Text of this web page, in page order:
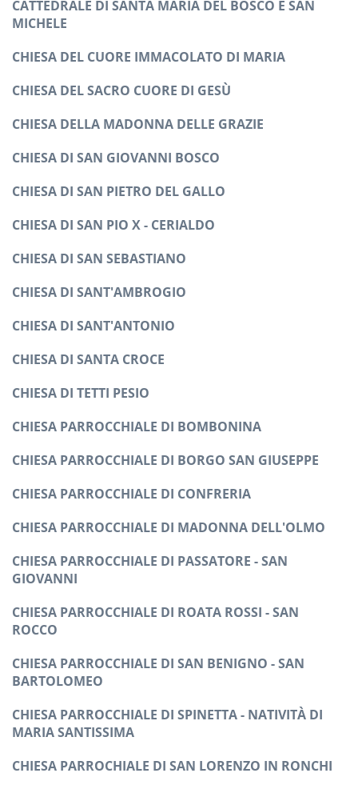
CATTEDRALE DI SANTA MARIA DEL BOSCO E SAN
MICHELE
CHIESA DEL CUORE IMMACOLATO DI MARIA
CHIESA DEL SACRO CUORE DI GESÙ
CHIESA DELLA MADONNA DELLE GRAZIE
CHIESA DI SAN GIOVANNI BOSCO
CHIESA DI SAN PIETRO DEL GALLO
CHIESA DI SAN PIO X - CERIALDO
CHIESA DI SAN SEBASTIANO
CHIESA DI SANT'AMBROGIO
CHIESA DI SANT'ANTONIO
CHIESA DI SANTA CROCE
CHIESA DI TETTI PESIO
CHIESA PARROCCHIALE DI BOMBONINA
CHIESA PARROCCHIALE DI BORGO SAN GIUSEPPE
CHIESA PARROCCHIALE DI CONFRERIA
CHIESA PARROCCHIALE DI MADONNA DELL'OLMO
CHIESA PARROCCHIALE DI PASSATORE - SAN
GIOVANNI
CHIESA PARROCCHIALE DI ROATA ROSSI - SAN
ROCCO
CHIESA PARROCCHIALE DI SAN BENIGNO - SAN
BARTOLOMEO
CHIESA PARROCCHIALE DI SPINETTA - NATIVITÀ DI
MARIA SANTISSIMA
CHIESA PARROCHIALE DI SAN LORENZO IN RONCHI